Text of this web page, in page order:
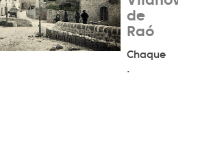
de
Raó
Chaque
.